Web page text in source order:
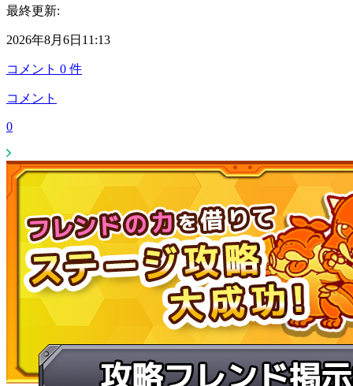
最終更新:
2026年8月6日11:13
コメント 0 件
コメント
0